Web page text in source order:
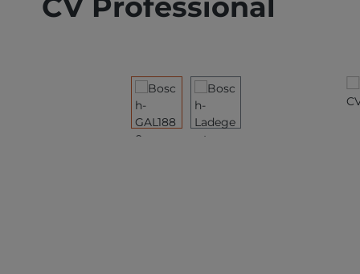
Bildergalerie überspringen